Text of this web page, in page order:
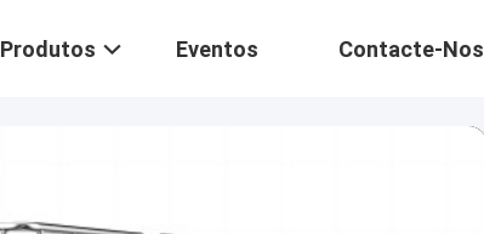
Produtos Eventos Contacte-Nos